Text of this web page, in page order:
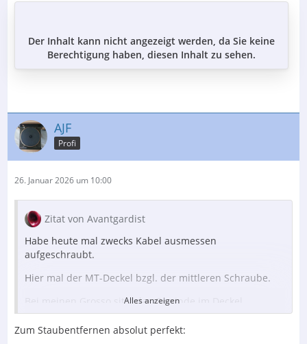
Der Inhalt kann nicht angezeigt werden, da Sie keine
Berechtigung haben, diesen Inhalt zu sehen.
AJF
Profi
26. Januar 2026 um 10:00
Zitat von Avantgardist
Habe heute mal zwecks Kabel ausmessen
aufgeschraubt.
Hier mal der MT-Deckel bzgl. der mittleren Schraube.
Bei meinen Grosso sitzt das Gewinde im Deckel.
Bei meinen alten Uno`s war der Deckel aus dem
dünnen Kunststoff und die Schraube gekontert.
Alles anzeigen
Zum Staubentfernen absolut perfekt: